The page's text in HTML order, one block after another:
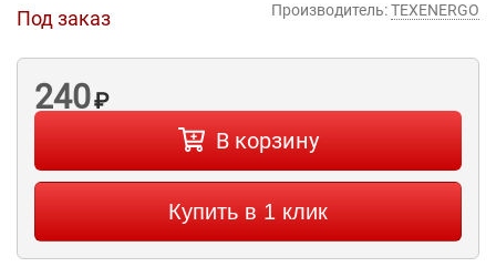
Под заказ Производитель:TEXENERGO
240₽
В корзину
Купить в 1 клик